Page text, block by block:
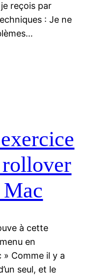
reçois par
: Je ne
rollover
à cette
en
Comme il y a
seul, et le